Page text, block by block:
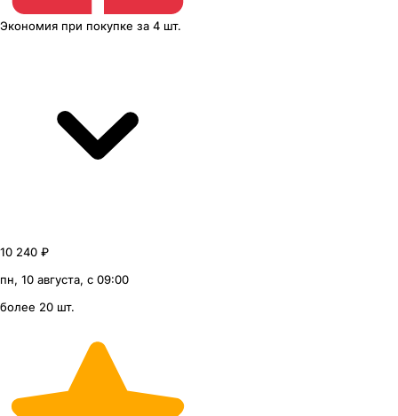
Экономия при покупке за 4 шт.
10 240 ₽
пн, 10 августа, с 09:00
более 20 шт.